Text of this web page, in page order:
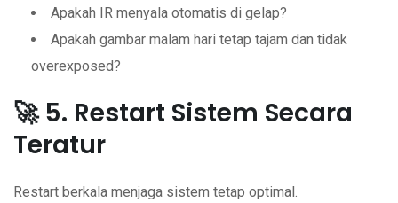
Apakah IR menyala otomatis di gelap?
Apakah gambar malam hari tetap tajam dan tidak
overexposed?
🚀 5. Restart Sistem Secara
Teratur
Restart berkala menjaga sistem tetap optimal.